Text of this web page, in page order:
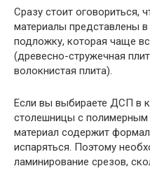
Сразу стоит оговориться,
материалы представлены
подложку, которая чаще
(древесно-стружечная
волокнистая плита).
Если вы выбираете ДСП в
столешницы с полимерным
материал содержит
испаряться. Поэтому
ламинирование срезов,